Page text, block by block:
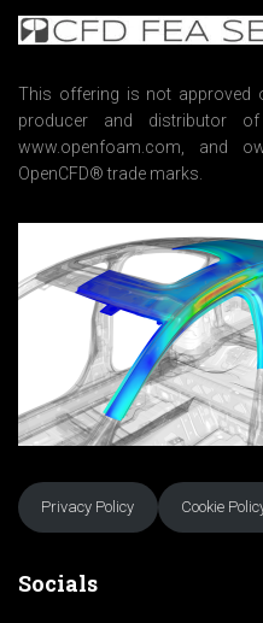
e
n
*
This offering is not approved
producer and distributor
www.openfoam.com, and
OpenCFD® trade marks.
Privacy Policy Cookie
Socials